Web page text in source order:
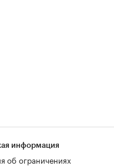
информация
об ограничениях